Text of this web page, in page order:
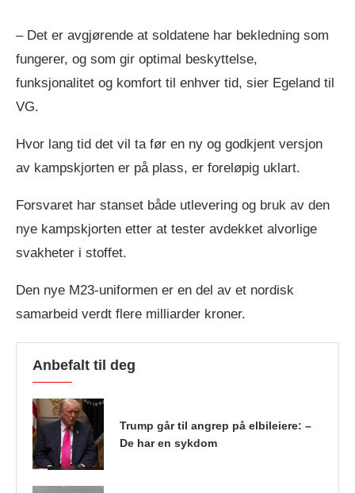
– Det er avgjørende at soldatene har bekledning som
fungerer, og som gir optimal beskyttelse,
funksjonalitet og komfort til enhver tid, sier Egeland til
VG.
Hvor lang tid det vil ta før en ny og godkjent versjon
av kampskjorten er på plass, er foreløpig uklart.
Forsvaret har stanset både utlevering og bruk av den
nye kampskjorten etter at tester avdekket alvorlige
svakheter i stoffet.
Den nye M23-uniformen er en del av et nordisk
samarbeid verdt flere milliarder kroner.
Anbefalt til deg
Trump går til angrep på elbileiere: –
De har en sykdom